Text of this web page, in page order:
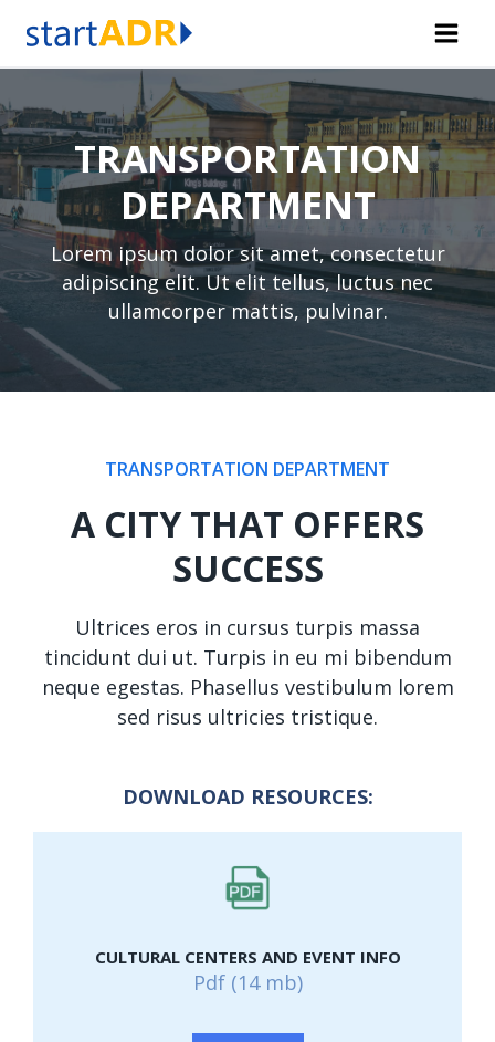
content
TRANSPORTATION
DEPARTMENT
Lorem ipsum dolor sit amet, consectetur
adipiscing elit. Ut elit tellus, luctus nec
ullamcorper mattis, pulvinar.
TRANSPORTATION DEPARTMENT
A CITY THAT OFFERS
SUCCESS
Ultrices eros in cursus turpis massa
tincidunt dui ut. Turpis in eu mi bibendum
neque egestas. Phasellus vestibulum lorem
sed risus ultricies tristique.
DOWNLOAD RESOURCES:
CULTURAL CENTERS AND EVENT INFO
Pdf (14 mb)